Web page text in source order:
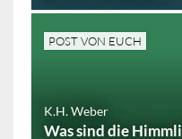
POST VON EUCH
K.H. Weber
Was sind die